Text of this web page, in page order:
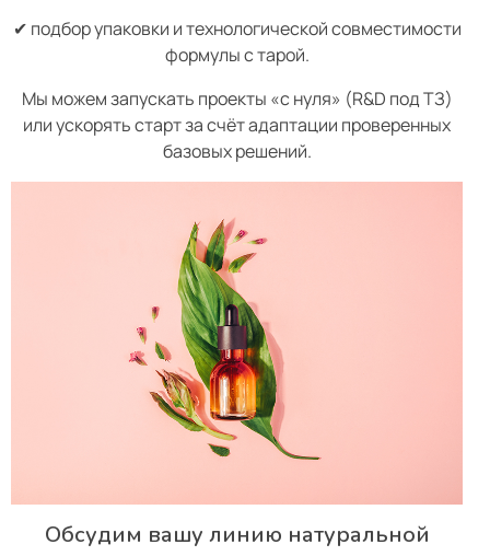
✔ подбор упаковки и технологической совместимости
формулы с тарой.
Мы можем запускать проекты «с нуля» (R&D под ТЗ)
или ускорять старт за счёт адаптации проверенных
базовых решений.
Обсудим вашу линию натуральной